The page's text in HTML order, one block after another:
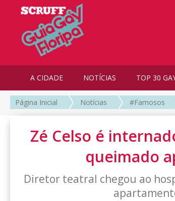
A CIDADE NOTÍCIAS TOP 30
Página Inicial Notícias #Famosos
Zé Celso é
queimado
Diretor teatral chegou ao